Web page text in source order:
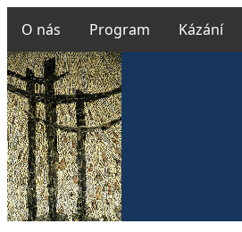
O nás Program Kázání